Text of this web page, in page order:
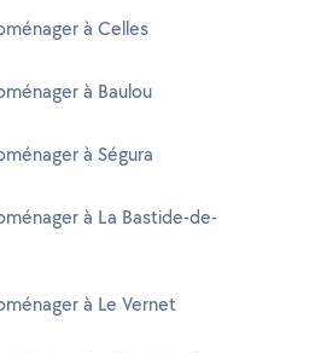
à Celles
à Baulou
à Ségura
à La Bastide-de-
à Le Vernet